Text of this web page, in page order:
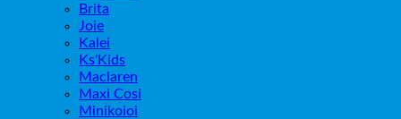
Brita
Joie
Kalei
Ks'Kids
Maclaren
Maxi Cosi
Minikoioi